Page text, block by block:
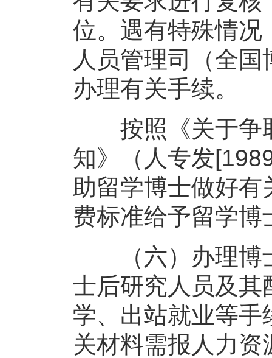
位。遇有特殊情况
人员管理司（全
办理有关手续。
按照《关于争
知》（人专发
助留学博士做好有
费标准给予留学博
（六）办理博士
士后研究人员及其
学、出站就业等
关材料需报人力